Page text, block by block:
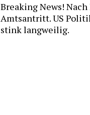
Breaking News! Nach
Amtsantritt. US
stink langweilig.